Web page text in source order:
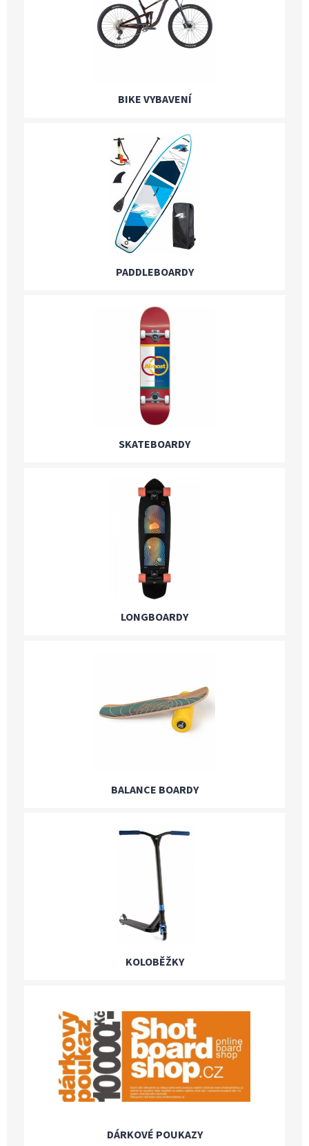
BIKE VYBAVENÍ
PADDLEBOARDY
SKATEBOARDY
LONGBOARDY
BALANCE BOARDY
KOLOBĚŽKY
DÁRKOVÉ POUKAZY